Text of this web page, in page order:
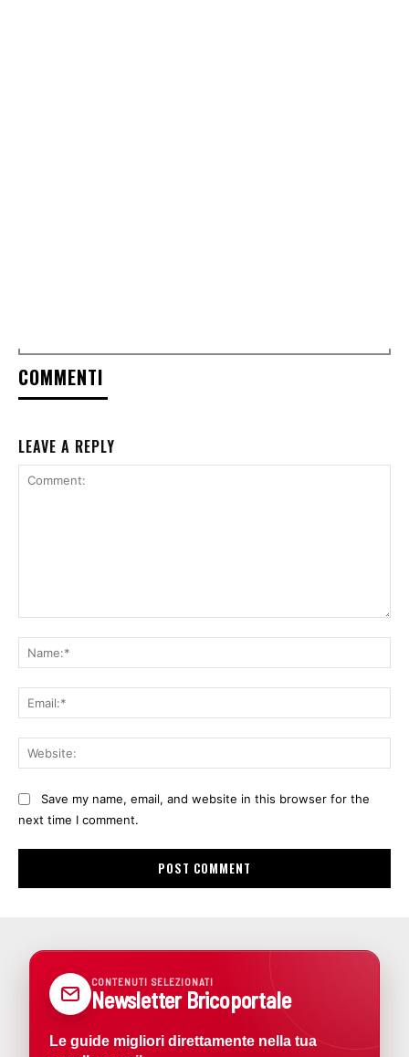
COMMENTI
LEAVE A REPLY
Save my name, email, and website in this browser for the
next time I comment.
CONTENUTI SELEZIONATI
Newsletter Bricoportale
Le guide migliori direttamente nella tua